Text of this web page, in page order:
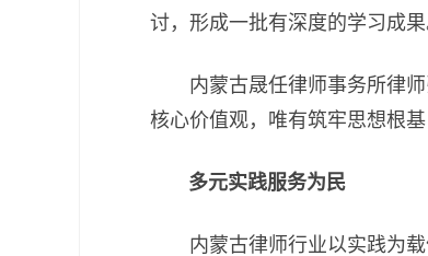
讨，形成一批有深度的学习成果
内蒙古晟任律师事务所律师
核心价值观，唯有筑牢思想根
多元实践服务为民
内蒙古律师行业以实践为载